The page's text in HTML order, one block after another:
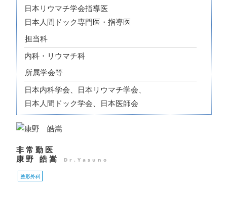
日本リウマチ学会指導医
日本人間ドック専門医・指導医
担当科
内科・リウマチ科
所属学会等
日本内科学会、日本リウマチ学会、
日本人間ドック学会、日本医師会
非常勤医
康野 皓嵩
Dr.Yasuno
整形外科